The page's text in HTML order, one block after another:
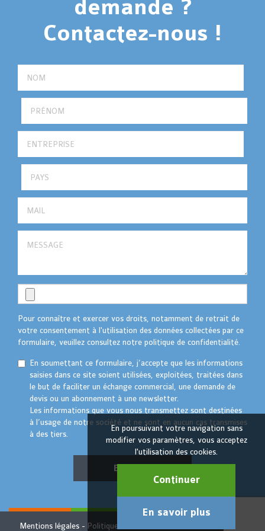
demande ?
Contactez-nous !
Pour connaître et exercer vos droits, notamment de retrait de
votre consentement à l'utilisation des données collectées par ce
formulaire, veuillez consultez notre politique de confidentialité.
En soumettant ce formulaire, j’accepte que les informations
saisies dans ce site soient utilisées, exploitées, traitées dans
le but de faciliter un échange commercial, une demande de
devis ou un abonnement à une newsletter.
Les informations que vous nous transmettez sont destinées
à l’usage de notre société et ne sont en aucun cas transmises
à des tiers.
Envoyer
Mentions légales Politique de confidentialité
En poursuivant votre navigation sans
modifier vos paramètres, vous acceptez
l'utilisation des cookies.
Continuer
En savoir plus